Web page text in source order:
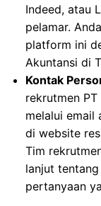
Indeed, atau
pelamar.
platform ini
Akuntansi di
Kontak
rekrutmen
melalui email
di website
Tim
lanjut
pertanyaan